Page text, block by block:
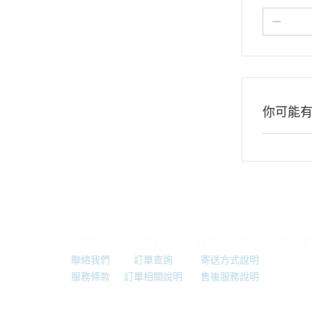
你可能
聯絡我們
服務條款
訂單查詢
訂單相關說明
寄送方式說明
售後服務說明